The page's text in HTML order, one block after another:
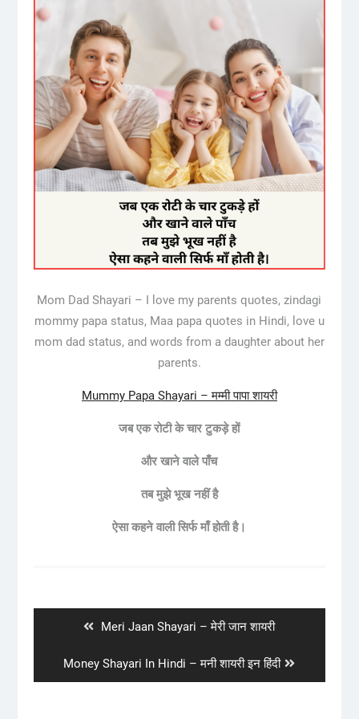
Mom Dad Shayari – I love my parents quotes, zindagi
mommy papa status, Maa papa quotes in Hindi, love u
mom dad status, and words from a daughter about her
parents.
Mummy Papa Shayari – मम्मी पापा शायरी
जब एक रोटी के चार टुकड़े हों
और खाने वाले पाँच
तब मुझे भूख नहीं है
ऐसा कहने वाली सिर्फ माँ होती है।
Previous
Meri Jaan Shayari – मेरी जान शायरी
Next
post:
Money Shayari In Hindi – मनी शायरी इन हिंदी